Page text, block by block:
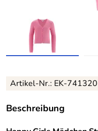
Artikel-Nr.: EK-
Beschreibung